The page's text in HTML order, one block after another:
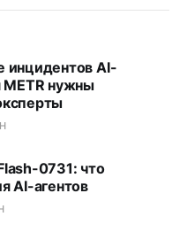
инцидентов AI-
METR нужны
0731: что
AI-агентов